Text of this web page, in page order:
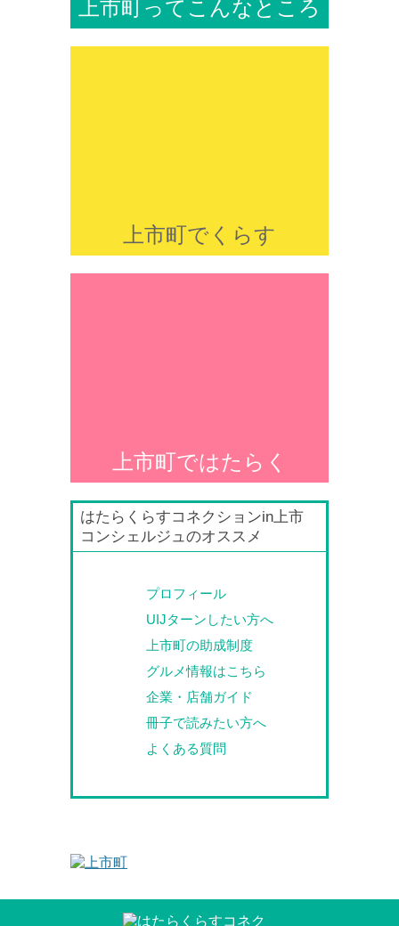
上市町ってこんなところ
上市町でくらす
上市町ではたらく
はたらくらすコネクションin上市
コンシェルジュのオススメ
プロフィール
UIJターンしたい方へ
上市町の助成制度
グルメ情報はこちら
企業・店舗ガイド
冊子で読みたい方へ
よくある質問